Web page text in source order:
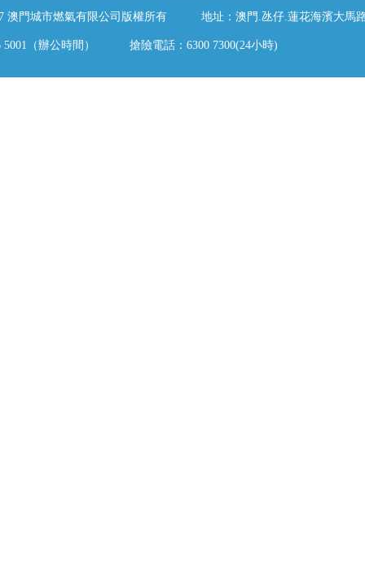
澳門城市燃氣有限公司版權所有 地址：澳門.氹仔.蓮花海濱大馬
5001（辦公時間） 搶險電話：6300 7300(24小時)